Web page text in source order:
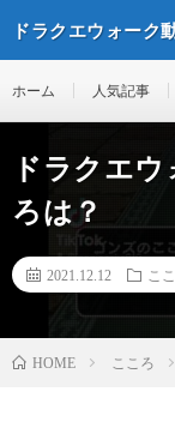
ドラクエウォーク
ホーム 人気記事
ドラクエ
ろは？
2021.12.12 こ
HOME こころ